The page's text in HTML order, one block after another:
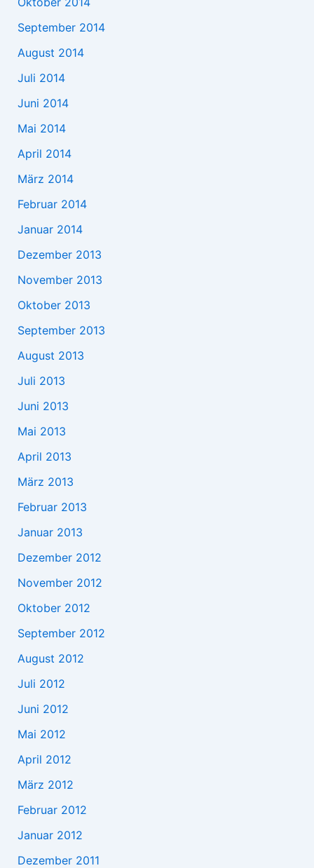
September 2014
August 2014
Juli 2014
Juni 2014
Mai 2014
April 2014
März 2014
Februar 2014
Januar 2014
Dezember 2013
November 2013
Oktober 2013
September 2013
August 2013
Juli 2013
Juni 2013
Mai 2013
April 2013
März 2013
Februar 2013
Januar 2013
Dezember 2012
November 2012
Oktober 2012
September 2012
August 2012
Juli 2012
Juni 2012
Mai 2012
April 2012
März 2012
Februar 2012
Januar 2012
Dezember 2011